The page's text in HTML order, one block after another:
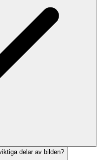
delar av bilden?